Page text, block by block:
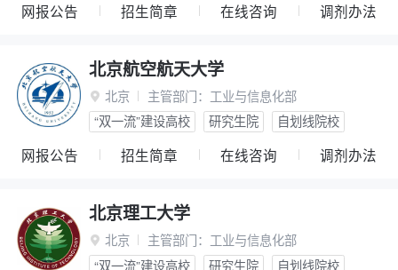
网报公告 招生简章 在线咨询 调剂办法
北京航空航天大学
 北京 主管部门： 工业与信息化部
“双一流”建设高校
研究生院 自划线院校
网报公告 招生简章 在线咨询 调剂办法
北京理工大学
 北京 主管部门： 工业与信息化部
“双一流”建设高校
研究生院 自划线院校